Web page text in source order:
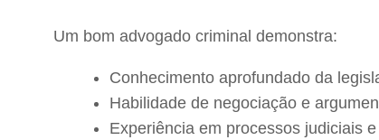
Um bom advogado criminal demonstra:
Conhecimento aprofundado da
Habilidade de negociação e
Experiência em processos judiciais